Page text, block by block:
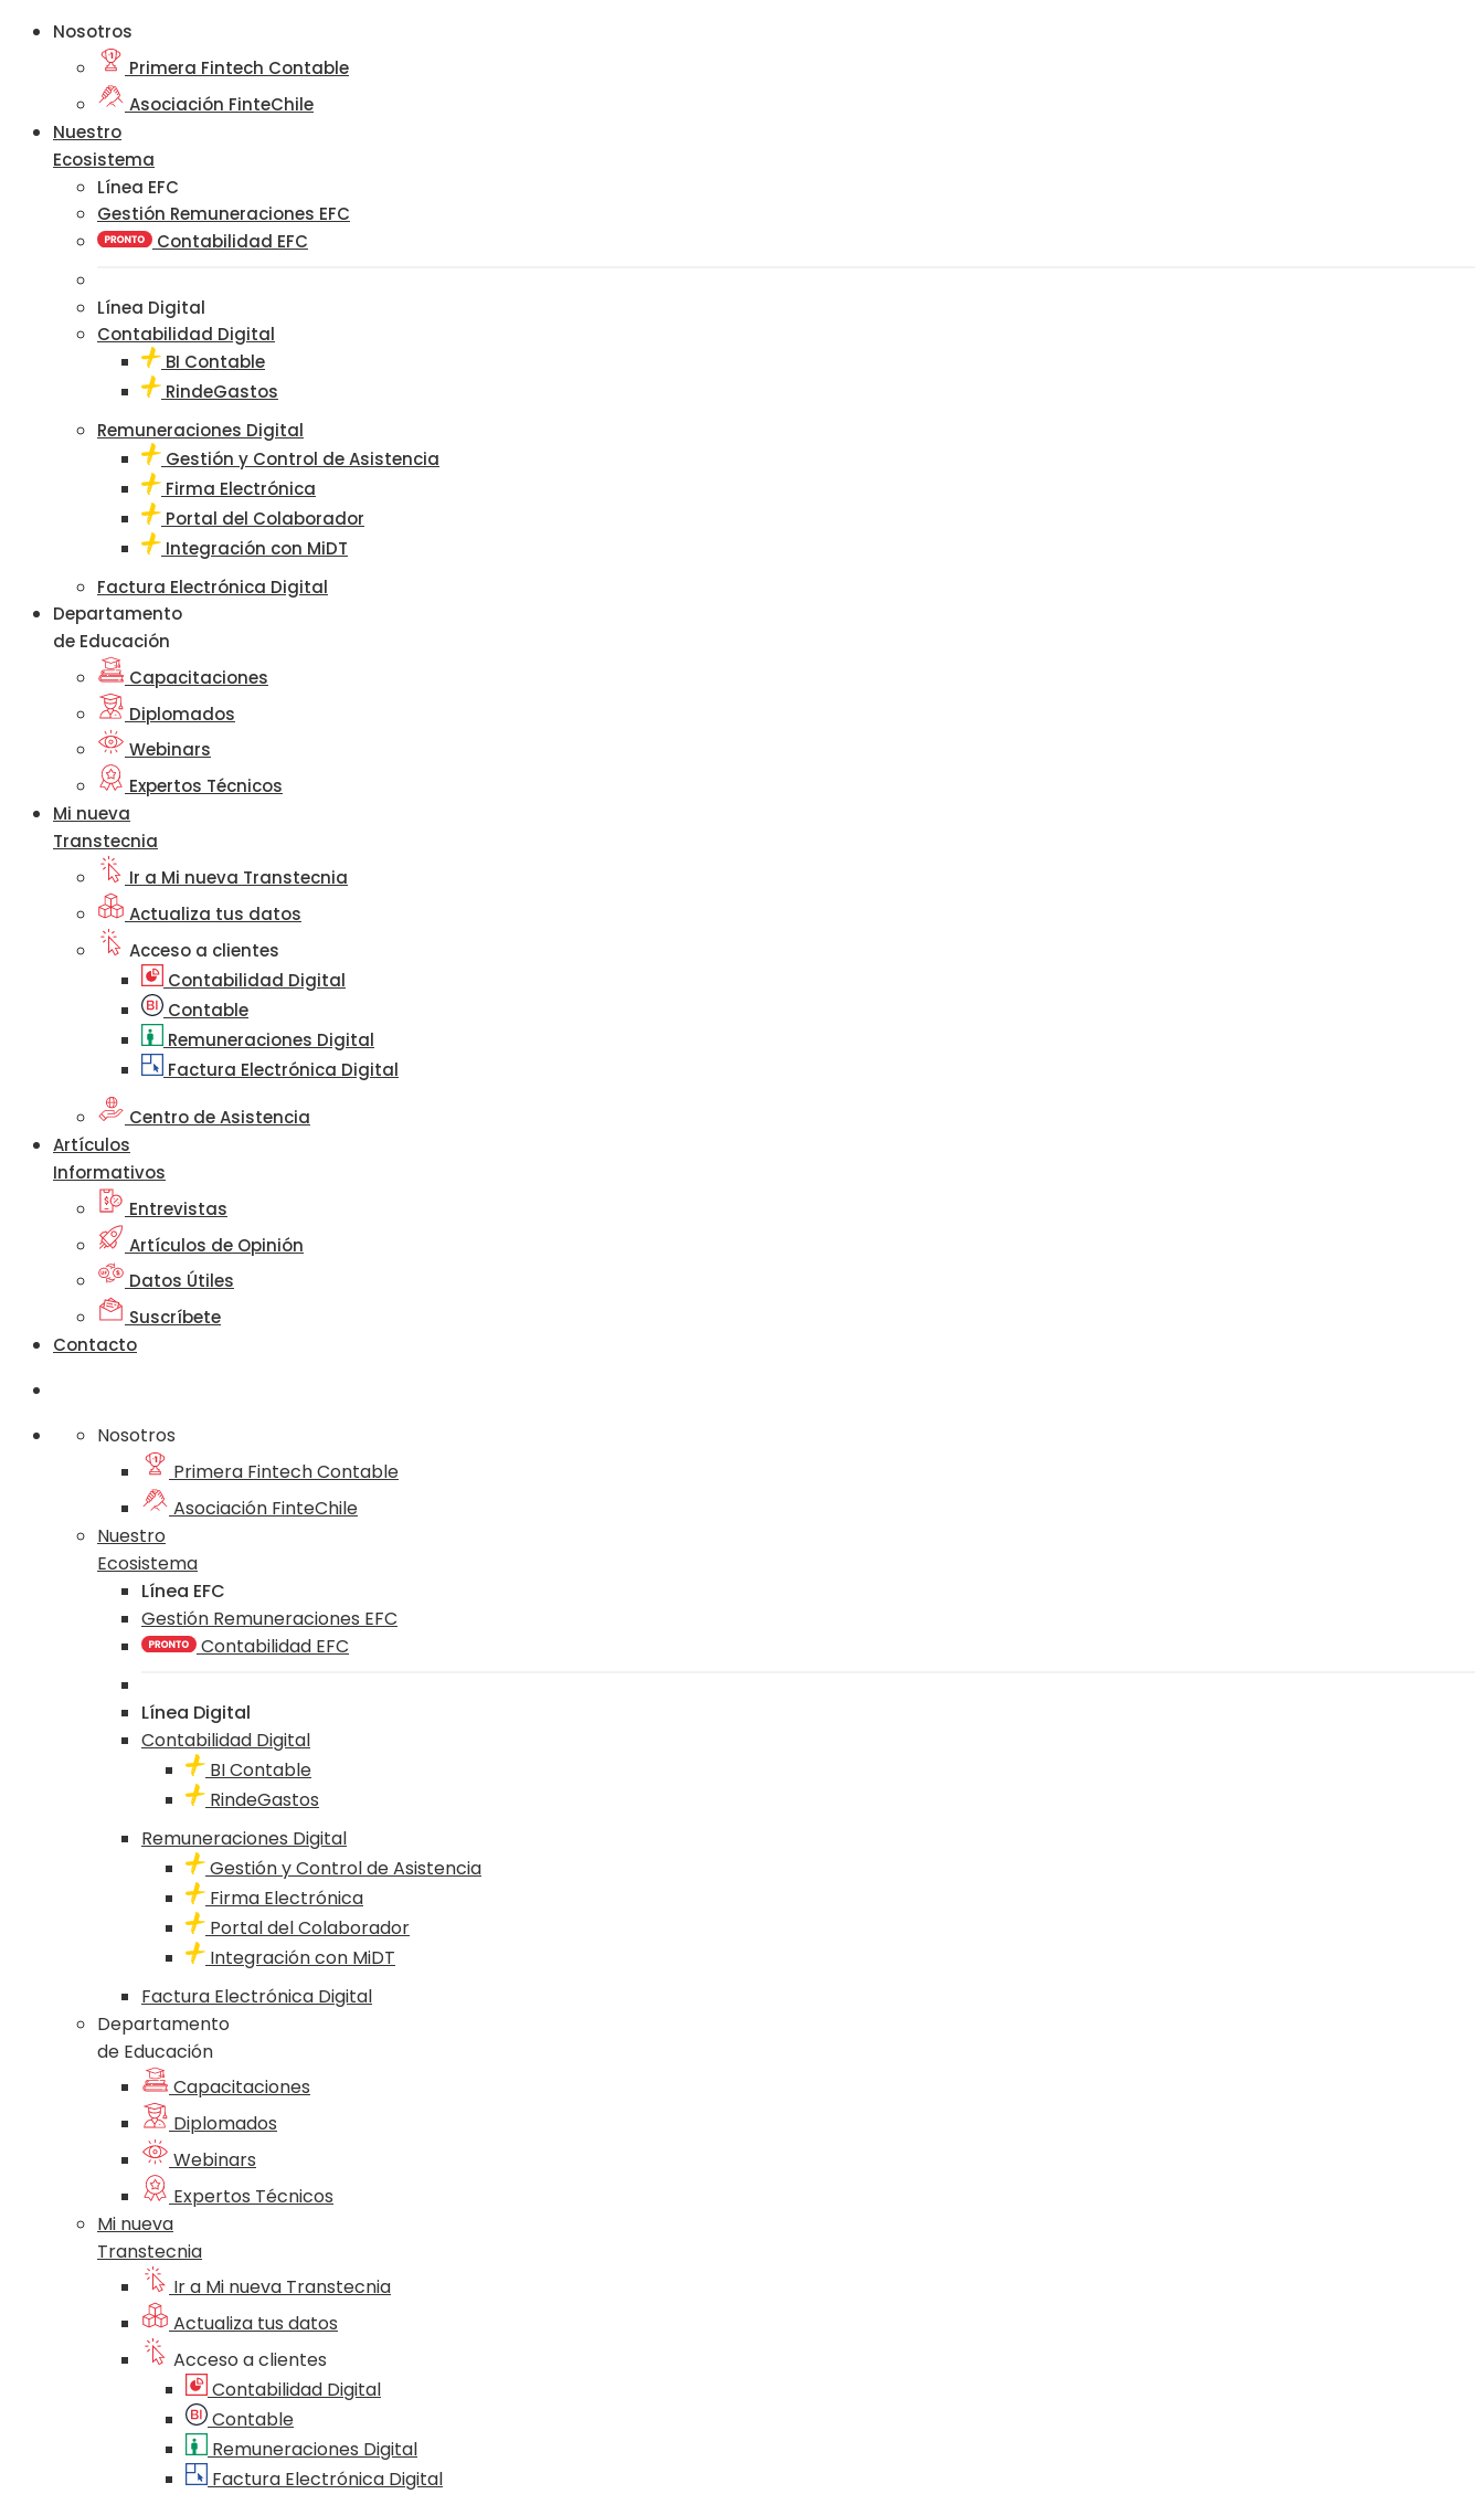
Nosotros
Primera Fintech Contable
Asociación FinteChile
Nuestro
Ecosistema
Línea EFC
Gestión Remuneraciones EFC
Contabilidad EFC
Línea Digital
Contabilidad Digital
BI Contable
RindeGastos
Remuneraciones Digital
Gestión y Control de Asistencia
Firma Electrónica
Portal del Colaborador
Integración con MiDT
Factura Electrónica Digital
Departamento
de Educación
Capacitaciones
Diplomados
Webinars
Expertos Técnicos
Mi nueva
Transtecnia
Ir a Mi nueva Transtecnia
Actualiza tus datos
Acceso a clientes
Contabilidad Digital
Contable
Remuneraciones Digital
Factura Electrónica Digital
Centro de Asistencia
Artículos
Informativos
Entrevistas
Artículos de Opinión
Datos Útiles
Suscríbete
Contacto
Nosotros
Primera Fintech Contable
Asociación FinteChile
Nuestro
Ecosistema
Línea EFC
Gestión Remuneraciones EFC
Contabilidad EFC
Línea Digital
Contabilidad Digital
BI Contable
RindeGastos
Remuneraciones Digital
Gestión y Control de Asistencia
Firma Electrónica
Portal del Colaborador
Integración con MiDT
Factura Electrónica Digital
Departamento
de Educación
Capacitaciones
Diplomados
Webinars
Expertos Técnicos
Mi nueva
Transtecnia
Ir a Mi nueva Transtecnia
Actualiza tus datos
Acceso a clientes
Contabilidad Digital
Contable
Remuneraciones Digital
Factura Electrónica Digital